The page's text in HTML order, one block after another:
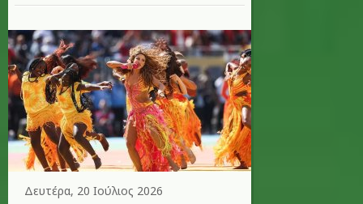
Δευτέρα, 20 Ιούλιος 2026